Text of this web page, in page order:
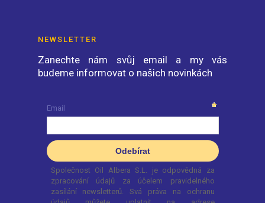
NEWSLETTER
Zanechte nám svůj email a my vás
budeme informovat o našich novinkách